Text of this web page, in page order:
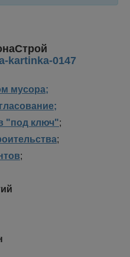
мусора;
"под ключ";
;
;